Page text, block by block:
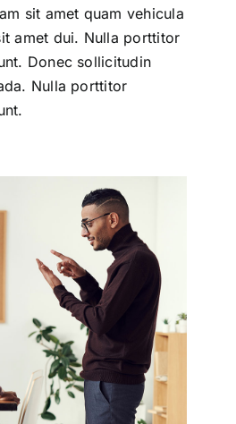
sit amet quam vehicula
amet dui. Nulla porttitor
Donec sollicitudin
Nulla porttitor